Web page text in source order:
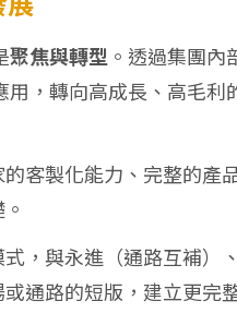
聚焦與轉型 。透過集團
，轉向高成長、高毛
的客製化能力、完整的
式，與永進（通路互補
通路的短版，建立更完